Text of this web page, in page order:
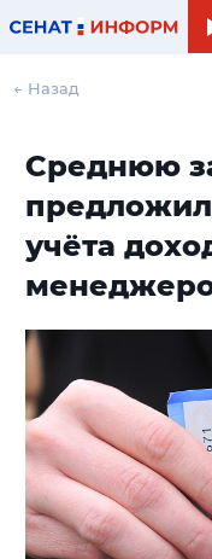
← Назад
Среднюю
учёта